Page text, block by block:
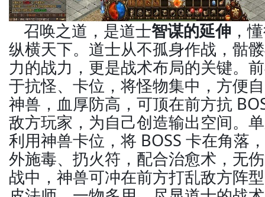
召唤之道，是道士智谋的延伸 ，
纵横天下。道士从不孤身作战，骷
力的战力，更是战术布局的关键。
于抗怪、卡位，将怪物集中，方便
神兽，血厚防高，可顶在前方抗
敌方玩家，为自己创造输出空间。
利用神兽卡位，将 BOSS 卡在角落
外施毒、扔火符，配合治愈术，无
战中，神兽可冲在前方打乱敌方阵